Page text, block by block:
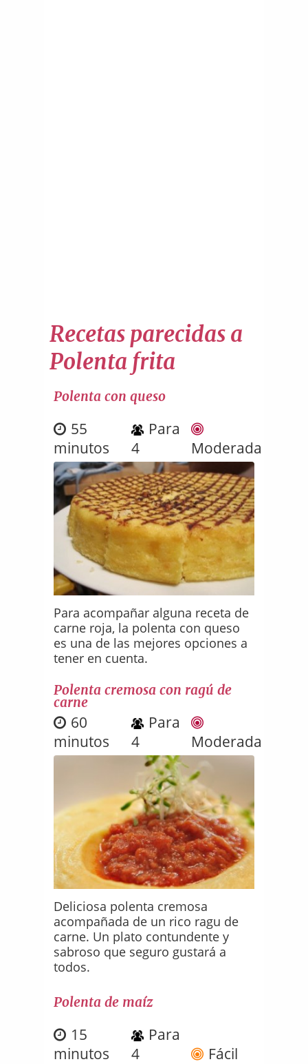
Recetas parecidas a
Polenta frita
Polenta con queso
55
minutos
Para
4
Moderada
Para acompañar alguna receta de
carne roja, la polenta con queso
es una de las mejores opciones a
tener en cuenta.
Polenta cremosa con ragú de
carne
60
minutos
Para
4
Moderada
Deliciosa polenta cremosa
acompañada de un rico ragu de
carne. Un plato contundente y
sabroso que seguro gustará a
todos.
Polenta de maíz
15
minutos
Para
4
Fácil